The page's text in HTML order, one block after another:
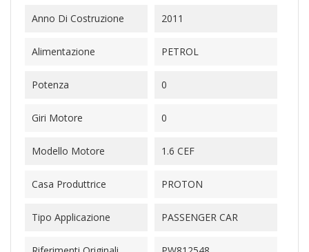
Anno Di Costruzione 2011
Alimentazione PETROL
Potenza 0
Giri Motore 0
Modello Motore 1.6 CEF
Casa Produttrice PROTON
Tipo Applicazione PASSENGER CAR